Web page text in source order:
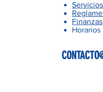
Servicios
Finanzas
Horarios